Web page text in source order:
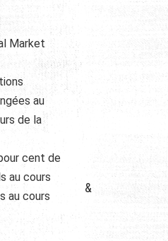
Market
au
de la
cent de
au cours
au cours
&